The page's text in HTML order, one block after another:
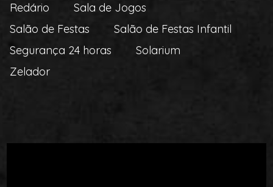
Redário
Sala de Jogos
Salão de Festas
Salão de Festas Infantil
Segurança 24 horas
Solarium
Zelador